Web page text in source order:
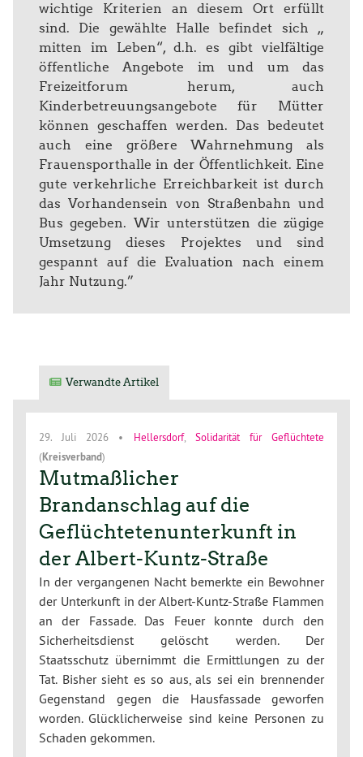
wichtige Kriterien an diesem Ort erfüllt
sind. Die gewählte Halle befindet sich „
mitten im Leben“, d.h. es gibt vielfältige
öffentliche Angebote im und um das
Freizeitforum herum, auch
Kinderbetreuungsangebote für Mütter
können geschaffen werden. Das bedeutet
auch eine größere Wahrnehmung als
Frauensporthalle in der Öffentlichkeit. Eine
gute verkehrliche Erreichbarkeit ist durch
das Vorhandensein von Straßenbahn und
Bus gegeben. Wir unterstützen die zügige
Umsetzung dieses Projektes und sind
gespannt auf die Evaluation nach einem
Jahr Nutzung.”
Verwandte Artikel
29. Juli 2026 • Hellersdorf, Solidarität für Geflüchtete
(Kreisverband)
Mutmaßlicher
Brandanschlag auf die
Geflüchtetenunterkunft in
der Albert-Kuntz-Straße
In der vergangenen Nacht bemerkte ein Bewohner
der Unterkunft in der Albert-Kuntz-Straße Flammen
an der Fassade. Das Feuer konnte durch den
Sicherheitsdienst gelöscht werden. Der
Staatsschutz übernimmt die Ermittlungen zu der
Tat. Bisher sieht es so aus, als sei ein brennender
Gegenstand gegen die Hausfassade geworfen
worden. Glücklicherweise sind keine Personen zu
Schaden gekommen.